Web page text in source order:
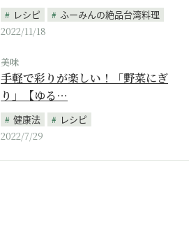
レシピ
ふーみんの絶品台湾料理
2022/11/18
美味
手軽で彩りが楽しい！「野菜にぎ
り」【ゆる…
健康法
レシピ
2022/7/29